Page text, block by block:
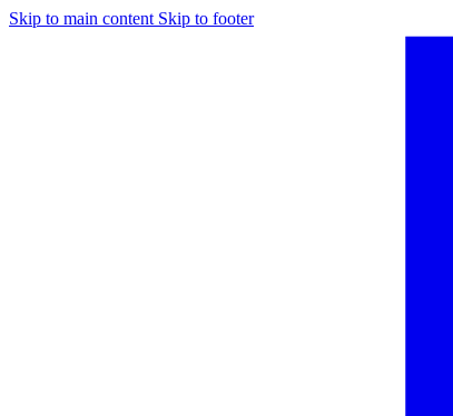
Skip to main content Skip to footer